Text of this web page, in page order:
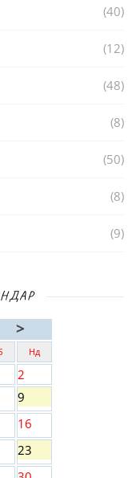
(40)
(12)
(48)
(8)
(50)
(8)
(9)
>
Нд
2
9
16
23